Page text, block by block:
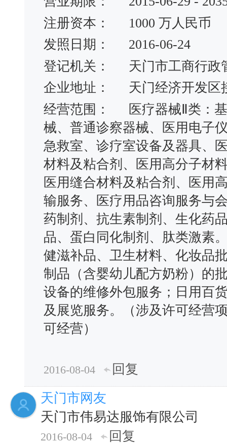
注册资本：
1000 万人民币
发照日期：
2016-06-24
登记机关：
天门市工商行政
企业地址：
天门经济开发区
经营范围：
医疗器械Ⅱ类：
械、普通诊察器械、医用电子
急救室、诊疗室设备及器具、
材料及粘合剂、医用高分子材
医用缝合材料及粘合剂、医用
输服务、医疗用品咨询服务与
药制剂、抗生素制剂、生化药
品、蛋白同化制剂、肽类激素
健滋补品、卫生材料、化妆品
制品（含婴幼儿配方奶粉）的
设备的维修外包服务；日用百
及展览服务。（涉及许可经营
可经营）
2016-08-04
回复
天门市网友
天门市伟易达服饰有限公司
2016-08-04
回复